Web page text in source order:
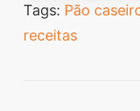
Tags: Pão
receitas